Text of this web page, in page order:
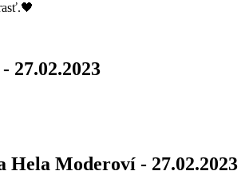
- 27.02.2023
Hela Moderoví - 27.02.2023